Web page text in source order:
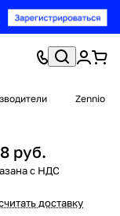
Zennio
руб.
доставку